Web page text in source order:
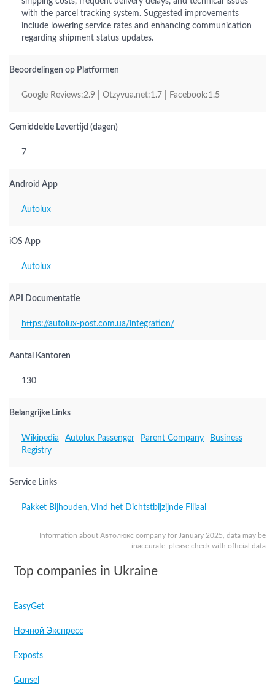
Information about Автолюкс company for January 2025, data may be
inaccurate, please check with official data
with the parcel tracking system. Suggested improvements
include lowering service rates and enhancing communication
regarding shipment status updates.
Beoordelingen op Platformen
Google Reviews:2.9 | Otzyvua.net:1.7 | Facebook:1.5
Gemiddelde Levertijd (dagen)
7
Android App
Autolux
iOS App
Autolux
API Documentatie
https://autolux-post.com.ua/integration/
Aantal Kantoren
130
Belangrijke Links
Wikipedia Autolux Passenger Parent Company
Business
Registry
Service Links
Pakket Bijhouden, Vind het Dichtstbijzijnde Filiaal
Top companies in Ukraine
EasyGet
Ночной Экспресс
Exposts
Gunsel